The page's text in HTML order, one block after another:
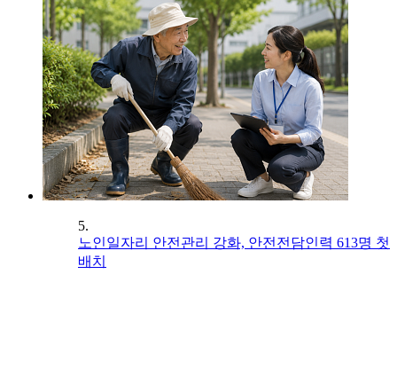
5.
노인일자리 안전관리 강화, 안전전담인력 613명 첫
배치